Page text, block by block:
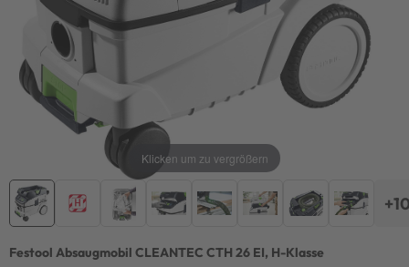
Klicken um zu vergrößern
Festool Absaugmobil CLEANTEC CTH 26 EI, H-Klasse